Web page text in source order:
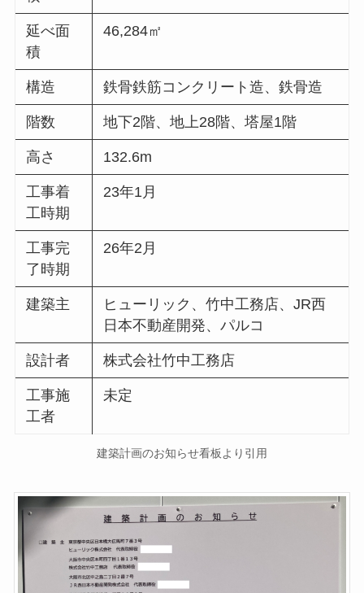
延べ面
積
46,284㎡
構造 鉄骨鉄筋コンクリート造、鉄骨造
階数 地下2階、地上28階、塔屋1階
高さ 132.6m
工事着
工時期
23年1月
工事完
了時期
26年2月
建築主
ヒューリック、竹中工務店、JR西
日本不動産開発、パルコ
設計者 株式会社竹中工務店
工事施
工者
未定
建築計画のお知らせ看板より引用